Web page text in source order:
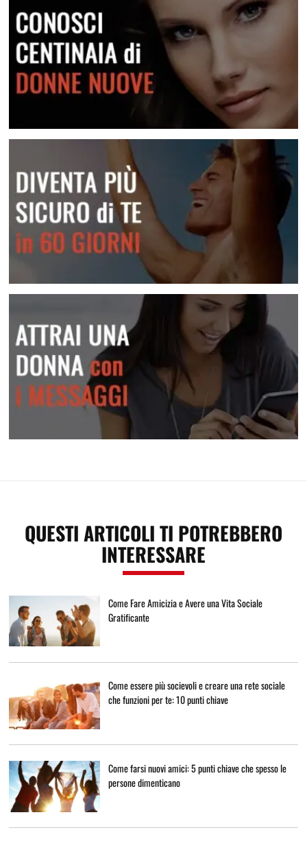
Frasi E Messaggi Per Rimorchiare In Chat
Una raccolta di messaggi per le varie situazioni
Lei Non Risponde Ai Messaggi? Come Risolvere
Scopri come risolvere questa situazione
Conosci centinaia di donne nuove
Diventa più sicuro di te
QUESTI ARTICOLI TI POTREBBERO
INTERESSARE
Come Fare Amicizia e Avere una Vita Sociale
Gratificante
Come essere più socievoli e creare una rete sociale
che funzioni per te: 10 punti chiave
Come farsi nuovi amici: 5 punti chiave che spesso le
persone dimenticano